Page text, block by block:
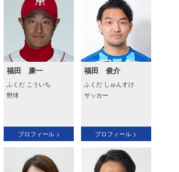
福田 康一
ふくだ こういち
野球
プロフィール >
福田 俊介
ふくだ しゅんすけ
サッカー
プロフィール >